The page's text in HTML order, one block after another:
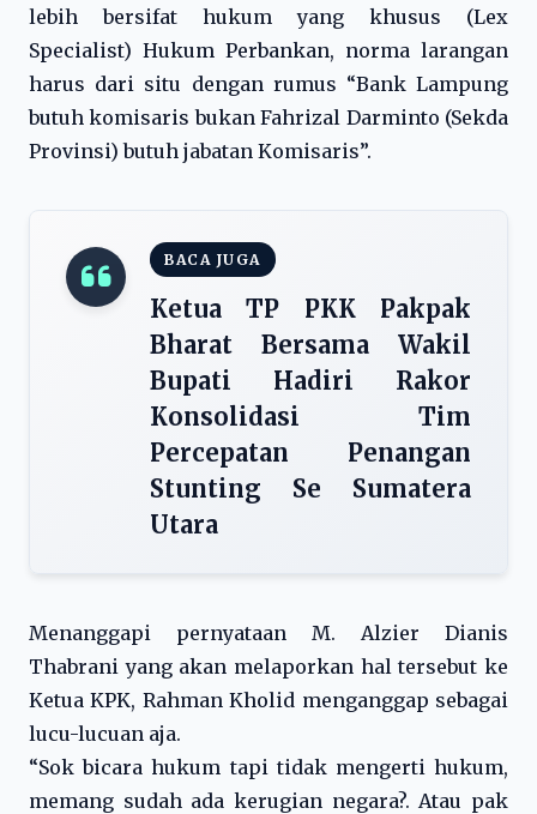
lebih bersifat hukum yang khusus (Lex
Specialist) Hukum Perbankan, norma larangan
harus dari situ dengan rumus “Bank Lampung
butuh komisaris bukan Fahrizal Darminto (Sekda
Provinsi) butuh jabatan Komisaris”.
BACA JUGA
Ketua TP PKK Pakpak
Bharat Bersama Wakil
Bupati Hadiri Rakor
Konsolidasi Tim
Percepatan Penangan
Stunting Se Sumatera
Utara
Menanggapi pernyataan M. Alzier Dianis
Thabrani yang akan melaporkan hal tersebut ke
Ketua KPK, Rahman Kholid menganggap sebagai
lucu-lucuan aja.
“Sok bicara hukum tapi tidak mengerti hukum,
memang sudah ada kerugian negara?. Atau pak